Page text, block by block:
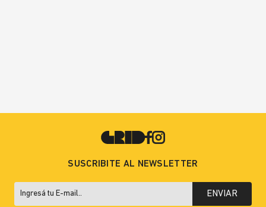
SUSCRIBITE AL NEWSLETTER
ENVIAR